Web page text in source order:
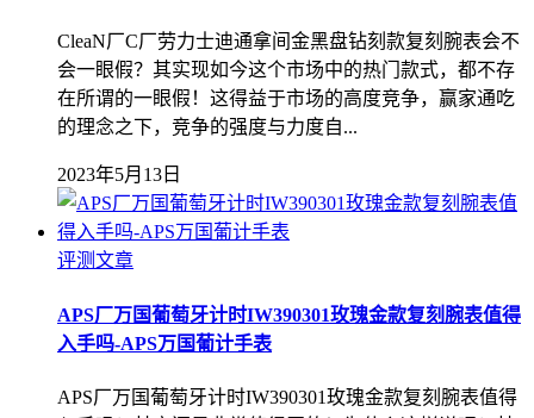
CleaN厂C厂劳力士迪通拿间金黑盘钻刻款复刻腕表会不
会一眼假？其实现如今这个市场中的热门款式，都不存
在所谓的一眼假！这得益于市场的高度竞争，赢家通吃
的理念之下，竞争的强度与力度自...
2023年5月13日
评测文章
APS厂万国葡萄牙计时IW390301玫瑰金款复刻腕表值得
入手吗-APS万国葡计手表
APS厂万国葡萄牙计时IW390301玫瑰金款复刻腕表值得